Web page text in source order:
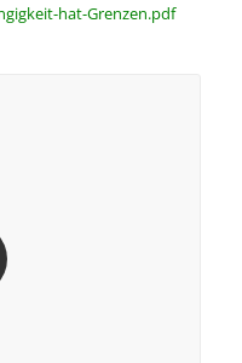
hat-Grenzen.pdf